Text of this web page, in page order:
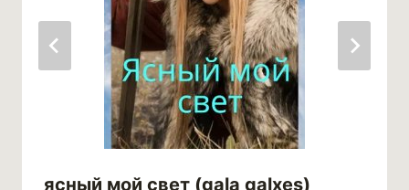
ясный мой свет (gala galxes)